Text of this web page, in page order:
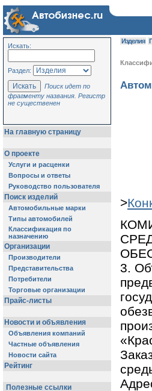
Искать:
Раздел:
Поиск идет по
фрагменту названия. Регистр
не существенен
На главную страницу
О проекте
Услуги и расценки
Вопросы и ответы
Руководство пользователя
Поиск изделий
Автомобильные марки
Типы автомобилей
Классификация по
назначению
Организации
Производители
Представительства
Потребители
Торговые организации
Прайс-листы
Новости и объявления
Объявления компаний
Частные объявления
Новости сайта
Рейтинг
Полезные ссылки
Изделия
>
3.